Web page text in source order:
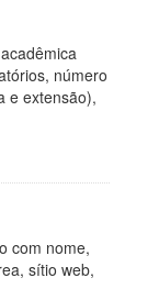
número
e extensão),
com nome,
sítio web,